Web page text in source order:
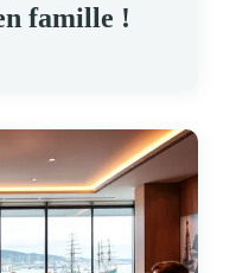
famille !